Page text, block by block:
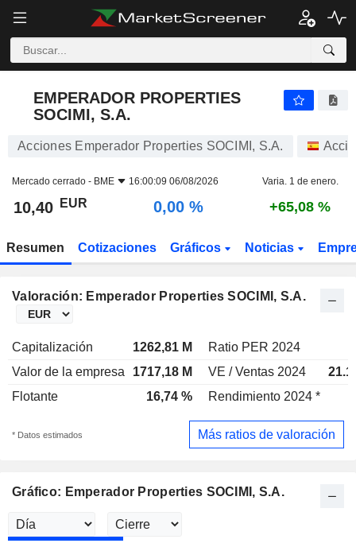
EMPERADOR PROPERTIES
SOCIMI, S.A.
Acciones Emperador Properties SOCIMI, S.A.
Mercado cerrado - BME 16:00:09 06/08/2026 Varia. 1 de enero.
10,40 EUR 0,00 % +65,08 %
Resumen Cotizaciones Gráficos Noticias
Valoración: Emperador Properties SOCIMI, S.A.
Capitalización 1262,81 M
Ratio PER 2024
Valor de la empresa
1717,18 M VE / Ventas 2024
Flotante
16,74 % Rendimiento 2024 *
* Datos estimados Más ratios de valoración
Gráfico: Emperador Properties SOCIMI, S.A.